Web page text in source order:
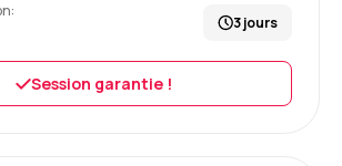
3 jours
Session garantie !